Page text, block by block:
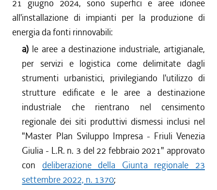
21 giugno 2024, sono superfici e aree idonee
all'installazione di impianti per la produzione di
energia da fonti rinnovabili:
a) le aree a destinazione industriale, artigianale,
per servizi e logistica come delimitate dagli
strumenti urbanistici, privilegiando l'utilizzo di
strutture edificate e le aree a destinazione
industriale che rientrano nel censimento
regionale dei siti produttivi dismessi inclusi nel
"Master Plan Sviluppo Impresa - Friuli Venezia
Giulia - L.R. n. 3 del 22 febbraio 2021" approvato
con deliberazione della Giunta regionale 23
settembre 2022, n. 1370;